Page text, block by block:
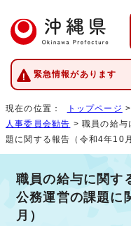
緊急情報があります
現在の位置： トップページ >
人事委員会勧告 > 職員の給与
題に関する報告（令和4年10月
職員の給与に関す
公務運営の課題に
月）